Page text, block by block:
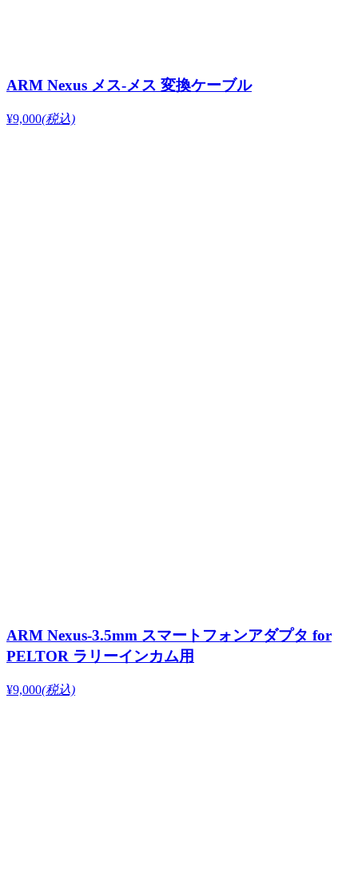
ARM Nexus メス-メス 変換ケーブル
¥9,000(税込)
ARM Nexus-3.5mm スマートフォンアダプタ for
PELTOR ラリーインカム用
¥9,000(税込)